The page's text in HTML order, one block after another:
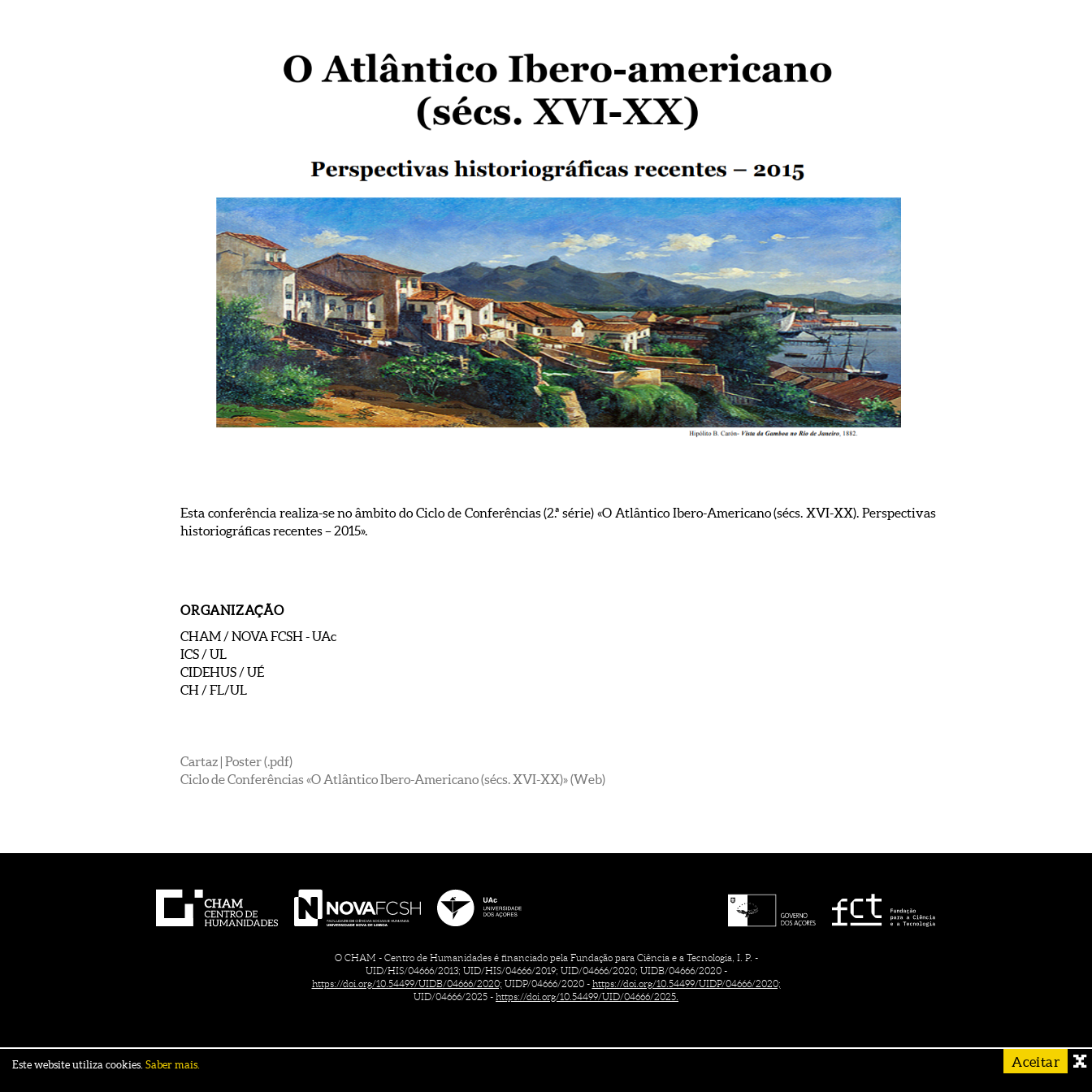
Esta conferência realiza-se no âmbito do Ciclo de Conferências (2.ª série) «O Atlântico Ibero-Americano (sécs. XVI-XX). Perspectivas
historiográficas recentes – 2015».
ORGANIZAÇÃO
CHAM / NOVA FCSH - UAc
ICS / UL
CIDEHUS / UÉ
CH / FL/UL
Cartaz | Poster (.pdf)
Ciclo de Conferências «O Atlântico Ibero-Americano (sécs. XVI-XX)» (Web)
O CHAM - Centro de Humanidades é financiado pela Fundação para Ciência e a Tecnologia, I. P. -
UID/HIS/04666/2013; UID/HIS/04666/2019; UID/04666/2020; UIDB/04666/2020 -
https://doi.org/10.54499/UIDB/04666/2020; UIDP/04666/2020 - https://doi.org/10.54499/UIDP/04666/2020;
UID/04666/2025 - https://doi.org/10.54499/UID/04666/2025.
Este website utiliza cookies. Saber mais. Aceitar